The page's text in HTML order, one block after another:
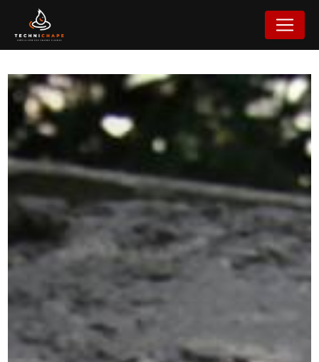
Panneau de gestion des cookies